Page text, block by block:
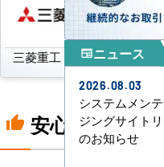
三菱重工 パナ
thumb_up 安心の8つの
newspaperニュース
2026.08.03
システムメン
ジングサイトリ
のお知らせ